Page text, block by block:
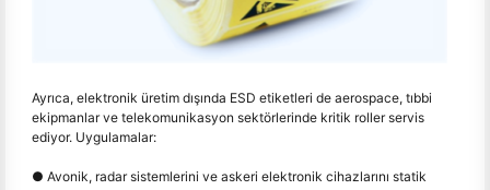
Ayrıca, elektronik üretim dışında ESD etiketleri de aerospace, tıbbi
ekipmanlar ve telekomunikasyon sektörlerinde kritik roller servis
ediyor. Uygulamalar:
● Avonik, radar sistemlerini ve askeri elektronik cihazlarını statik